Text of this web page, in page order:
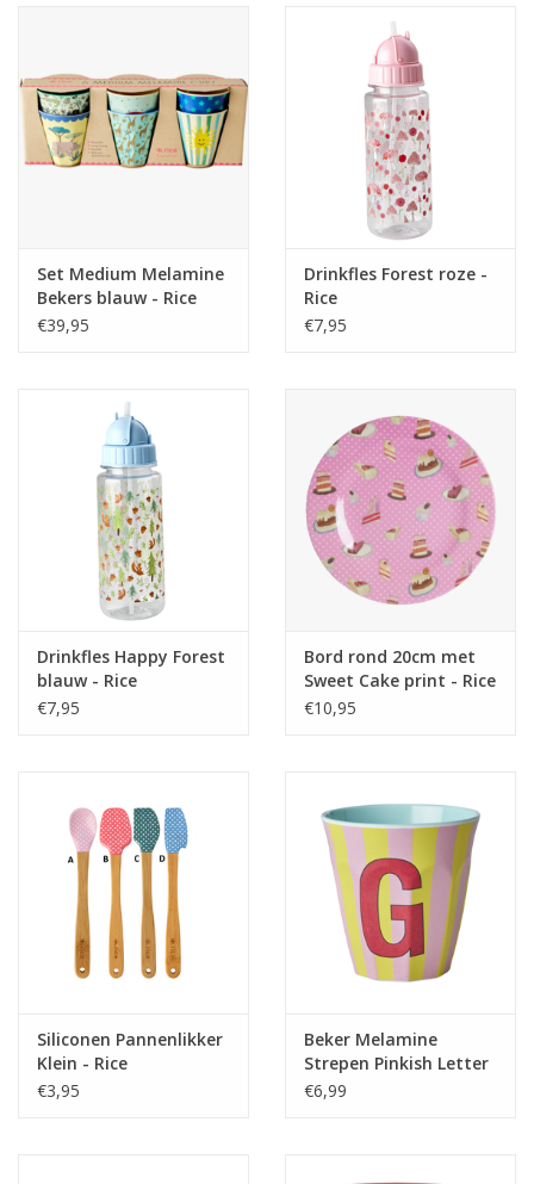
Set Medium Melamine
Bekers blauw - Rice
€39,95
Drinkfles Forest roze -
Rice
€7,95
Drinkfles Happy Forest
blauw - Rice
€7,95
Bord rond 20cm met
Sweet Cake print - Rice
€10,95
Siliconen Pannenlikker
Klein - Rice
€3,95
Beker Melamine
Strepen Pinkish Letter
G - Rice
€6,99